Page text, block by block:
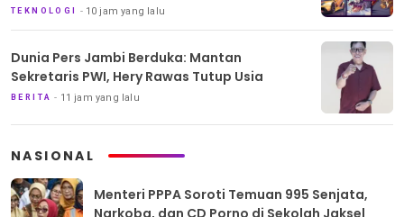
TEKNOLOGI 10 jam yang lalu
Dunia Pers Jambi Berduka: Mantan
Sekretaris PWI, Hery Rawas Tutup Usia
BERITA 11 jam yang lalu
NASIONAL
Menteri PPPA Soroti Temuan 995 Senjata,